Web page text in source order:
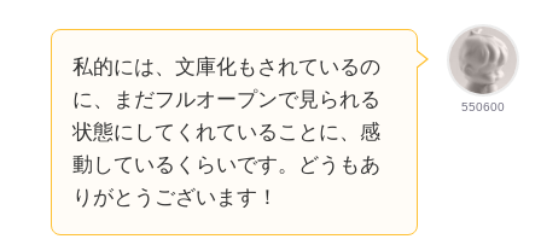
550600
私的には、文庫化もされているの
に、まだフルオープンで見られる
状態にしてくれていることに、感
動しているくらいです。どうもあ
りがとうございます！